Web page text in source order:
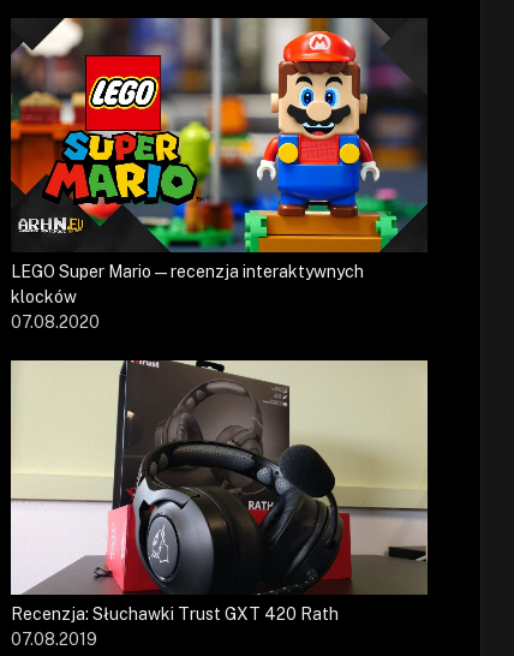
LEGO Super Mario — recenzja interaktywnych
klocków
07.08.2020
Recenzja: Słuchawki Trust GXT 420 Rath
07.08.2019